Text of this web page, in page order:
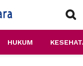
HUKUM